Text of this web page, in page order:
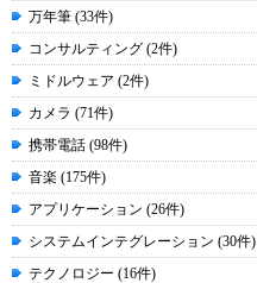
万年筆 (33件)
コンサルティング (2件)
ミドルウェア (2件)
カメラ (71件)
携帯電話 (98件)
音楽 (175件)
アプリケーション (26件)
システムインテグレーション (30件)
テクノロジー (16件)